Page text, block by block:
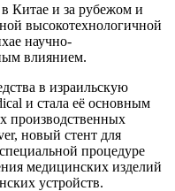
Китае и за рубежом и
высокотехнологичной
научно-
влиянием.
в израильскую
и стала её основным
производственных
новый стент для
процедуре
медицинских изделий
устройств.